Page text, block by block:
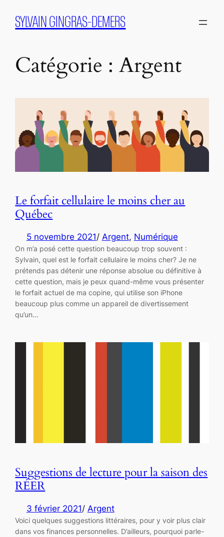
SYLVAIN GINGRAS-DEMERS
Catégorie :Argent
Le forfait cellulaire le moins cher au
Québec
5 novembre 2021/ Argent, Numérique
On m’a posé cette question beaucoup trop souvent :
Sylvain, quel est le forfait cellulaire le moins cher? Je ne
prétends pas détenir une réponse absolue ou définitive à
cette question, mais je peux quand-même vous présenter
le forfait actuel de ma copine, qui utilise son iPhone
beaucoup plus comme un appareil de divertissement
qu’un…
Suggestions de lecture pour la saison des
RÉER
3 février 2021/ Argent
Voici quelques suggestions littéraires, pour y voir plus clair
dans vos finances personnelles. D’ailleurs, pourquoi parle-